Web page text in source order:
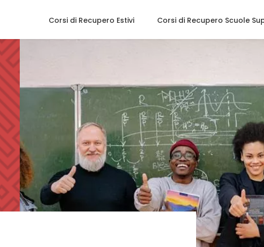
Corsi di Recupero Estivi Corsi di Recupero Scuole